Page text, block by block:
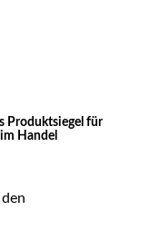
Produktsiegel für
Handel